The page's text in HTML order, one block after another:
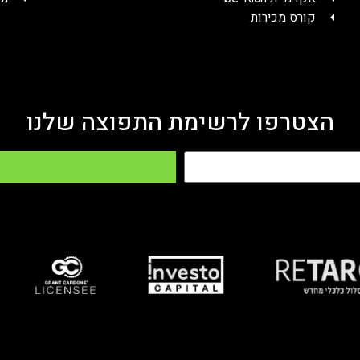
קורס מכירות
הצטרפו לרשימת התפוצה שלנו